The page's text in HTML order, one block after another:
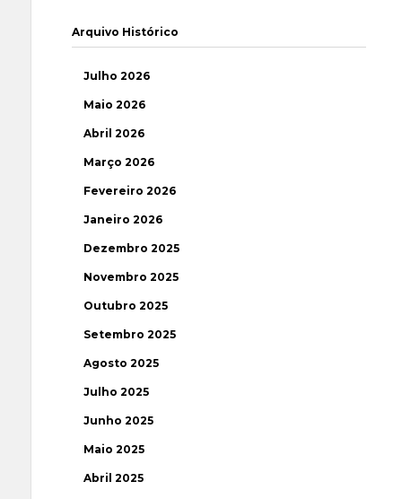
Arquivo Histórico
Julho 2026
Maio 2026
Abril 2026
Março 2026
Fevereiro 2026
Janeiro 2026
Dezembro 2025
Novembro 2025
Outubro 2025
Setembro 2025
Agosto 2025
Julho 2025
Junho 2025
Maio 2025
Abril 2025